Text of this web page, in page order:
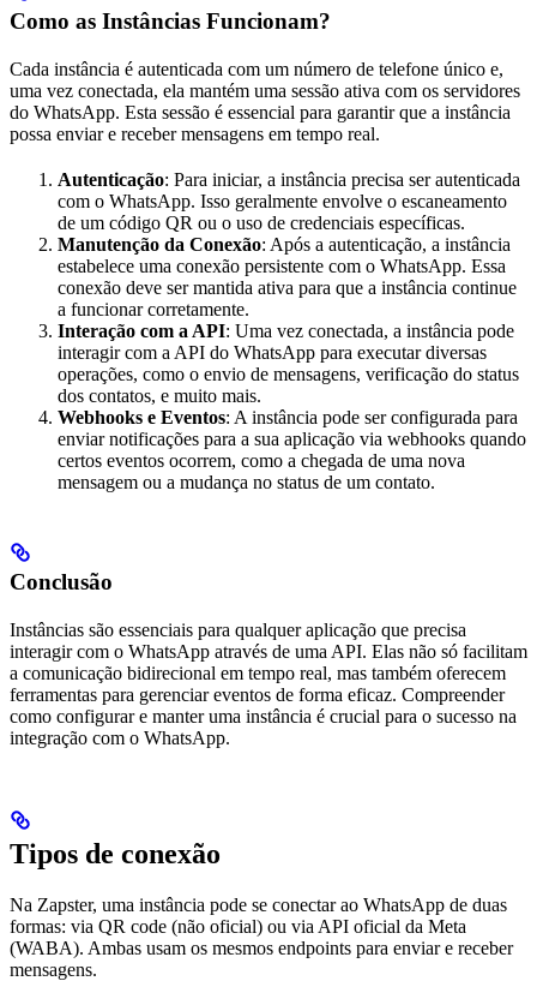
Como as Instâncias Funcionam?
Cada instância é autenticada com um número de telefone único e,
uma vez conectada, ela mantém uma sessão ativa com os servidores
do WhatsApp. Esta sessão é essencial para garantir que a instância
possa enviar e receber mensagens em tempo real.
Autenticação: Para iniciar, a instância precisa ser autenticada
com o WhatsApp. Isso geralmente envolve o escaneamento
de um código QR ou o uso de credenciais específicas.
Manutenção da Conexão: Após a autenticação, a instância
estabelece uma conexão persistente com o WhatsApp. Essa
conexão deve ser mantida ativa para que a instância continue
a funcionar corretamente.
Interação com a API: Uma vez conectada, a instância pode
interagir com a API do WhatsApp para executar diversas
operações, como o envio de mensagens, verificação do status
dos contatos, e muito mais.
Webhooks e Eventos: A instância pode ser configurada para
enviar notificações para a sua aplicação via webhooks quando
certos eventos ocorrem, como a chegada de uma nova
mensagem ou a mudança no status de um contato.
Conclusão
Instâncias são essenciais para qualquer aplicação que precisa
interagir com o WhatsApp através de uma API. Elas não só facilitam
a comunicação bidirecional em tempo real, mas também oferecem
ferramentas para gerenciar eventos de forma eficaz. Compreender
como configurar e manter uma instância é crucial para o sucesso na
integração com o WhatsApp.
Tipos de conexão
Na Zapster, uma instância pode se conectar ao WhatsApp de duas
formas: via QR code (não oficial) ou via API oficial da Meta
(WABA). Ambas usam os mesmos endpoints para enviar e receber
mensagens.